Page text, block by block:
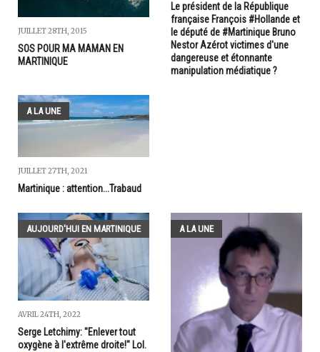
JUILLET 28TH, 2015
SOS POUR MA MAMAN EN
MARTINIQUE
Le président de la République
française François #Hollande et
le député de #Martinique Bruno
Nestor Azérot victimes d'une
dangereuse et étonnante
manipulation médiatique ?
A LA UNE
JUILLET 27TH, 2021
Martinique : attention...Trabaud
AUJOURD'HUI EN MARTINIQUE
AVRIL 24TH, 2022
Serge Letchimy: "Enlever tout
oxygène à l'extrême droite!" Lol.
A LA UNE